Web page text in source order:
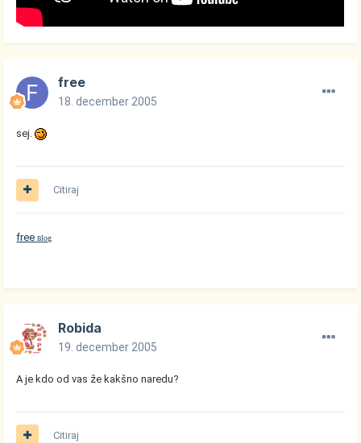
free
18. december 2005
sej.
Citiraj
freeBlog
Robida
19. december 2005
A je kdo od vas že kakšno naredu?
Citiraj